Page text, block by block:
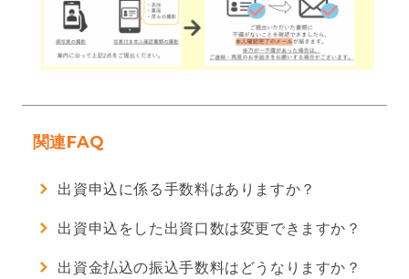
お知らせ
業務管理者名簿
サイト利用規約
推奨環境
関連FAQ
出資申込に係る手数料はありますか？
出資申込をした出資口数は変更できますか？
出資金払込の振込手数料はどうなりますか？